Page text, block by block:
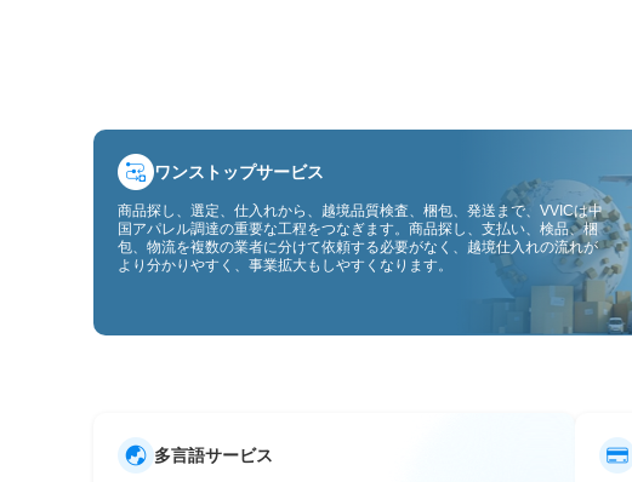
ワンストップサービス
商品探し、選定、仕入れから、越境品質検査、梱包、発送まで、VVICは中
国アパレル調達の重要な工程をつなぎます。商品探し、支払い、検品、梱
包、物流を複数の業者に分けて依頼する必要がなく、越境仕入れの流れが
より分かりやすく、事業拡大もしやすくなります。
多言語サービス